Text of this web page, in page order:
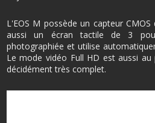
L'EOS M possède un capteur
aussi un écran tactile de 3
photographiée et utilise
Le mode vidéo Full HD est aussi
décidément très complet.